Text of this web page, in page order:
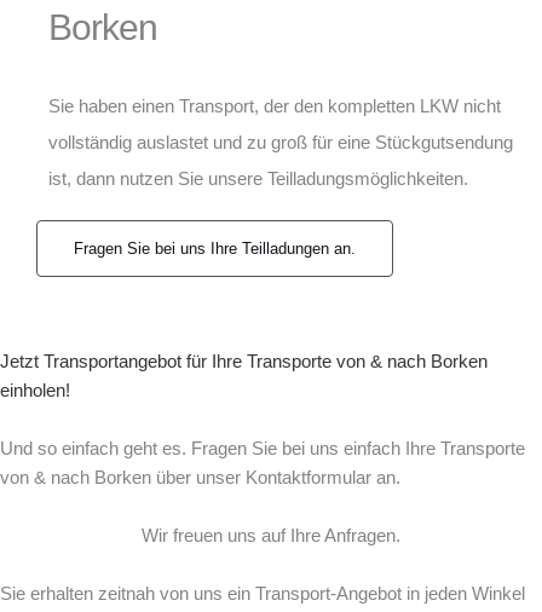
Borken
Sie haben einen Transport, der den kompletten LKW nicht
vollständig auslastet und zu groß für eine Stückgutsendung
ist, dann nutzen Sie unsere Teilladungsmöglichkeiten.
Fragen Sie bei uns Ihre Teilladungen an.
Jetzt Transportangebot für Ihre Transporte von & nach Borken
einholen!
Und so einfach geht es. Fragen Sie bei uns einfach Ihre Transporte
von & nach Borken über unser Kontaktformular an.
Wir freuen uns auf Ihre Anfragen.
Sie erhalten zeitnah von uns ein Transport-Angebot in jeden Winkel